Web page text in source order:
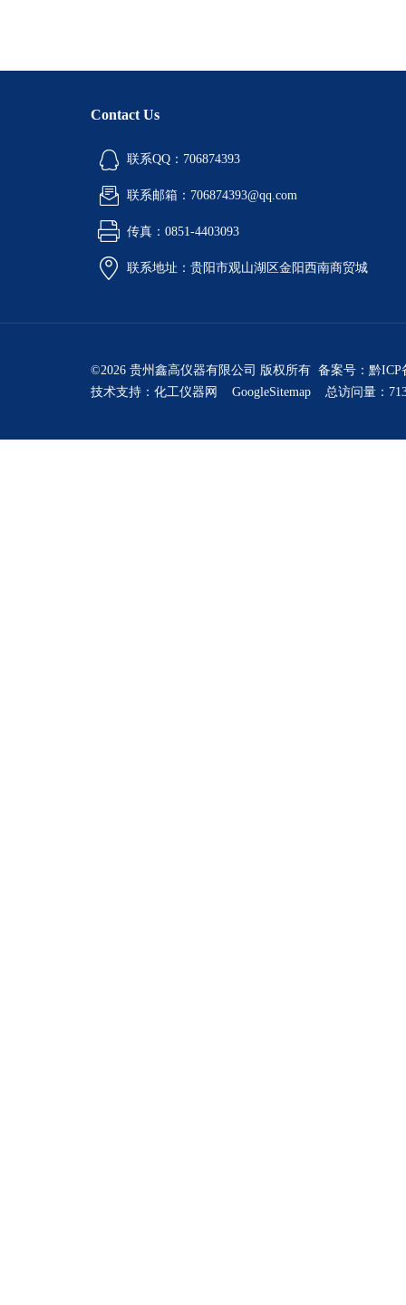
Contact Us
联系QQ：706874393
联系邮箱：706874393@qq.com
传真：0851-4403093
联系地址：贵阳市观山湖区金阳西南商贸城
©2026 贵州鑫高仪器有限公司 版权所有 备案号： 黔ICP
技术支持： 化工仪器网 GoogleSitemap 总访问量：